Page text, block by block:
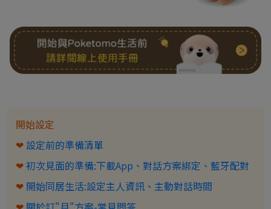
開始設定
❤ 設定前的準備清單
❤初次見面的準備:下載App、對話方案綁定、藍牙配對
❤ 開始同居生活:設定主人資訊、主動對話時間